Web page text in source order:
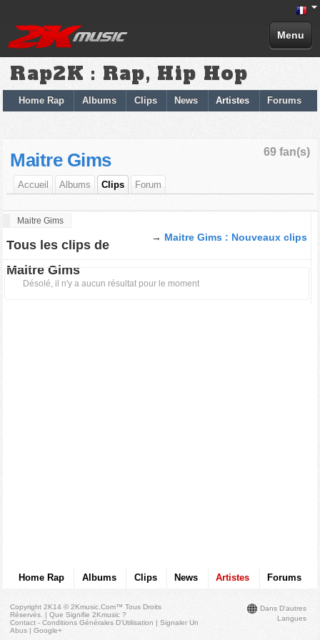
Menu
Rap2K : Rap, Hip Hop
Home Rap Albums Clips News Artistes Forums
69 fan(s)
Maitre Gims
Accueil Albums Clips Forum
Maitre Gims
→ Maitre Gims : Nouveaux clips
Tous les clips de
Maitre Gims
Désolé, il n'y a aucun résultat pour le moment
Home Rap Albums Clips News Artistes Forums
Dans D'autres
Langues
Copyright 2K14 © 2Kmusic.com™Tous Droits
Réservés . |Que Signifie 2Kmusic ?
Contact - Conditions Générales D'Utilisation |Signaler Un
Abus |Google+